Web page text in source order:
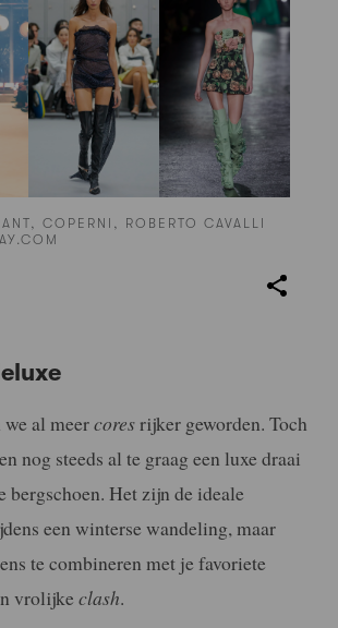
COPERNI, ROBERTO CAVALLI
al meercoresrijker geworden. Toch
nog steeds al te graag een luxe draai
bergschoen. Het zijn de ideale
een winterse wandeling, maar
te combineren met je favoriete
vrolijke clash.